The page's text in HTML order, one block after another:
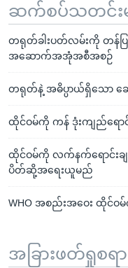
ဆက်စပ်သတင်းမ
တရုတ်ခါးပတ်လမ်းကို တန်ပ
အဆောက်အအုံအစီအစဉ်
တရုတ်နဲ့ အဓိပ္ပာယ်ရှိသော ဆွ
ထိုင်ဝမ်ကို ကန် ဒုံးကျည်ရော
ထိုင်ဝမ်ကို လက်နက်ရောင်း
ပိတ်ဆို့အရေးယူမည်
WHO အစည်းအဝေး ထိုင်
အခြားဖတ်ရှုစရာ